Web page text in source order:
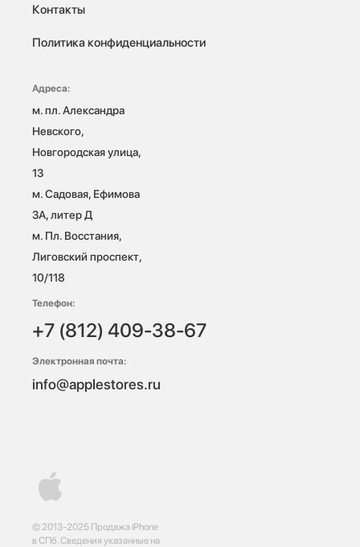
© 2013-2025 Продажа iPhone
в СПб. Сведения указанные на
Контакты
Политика конфиденциальности
Адреса:
м. пл. Александра
Невского,
Новгородская улица,
13
м. Садовая, Ефимова
3А, литер Д
м. Пл. Восстания,
Лиговский проспект,
10/118
Телефон:
+7 (812) 409-38-67
Электронная почта:
info@applestores.ru